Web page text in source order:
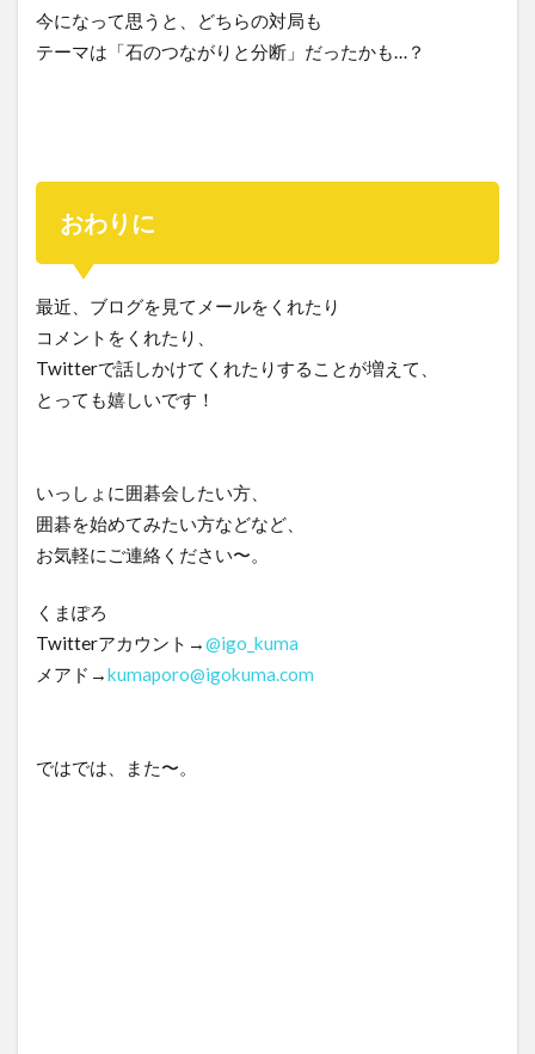
今になって思うと、どちらの対局も
テーマは「石のつながりと分断」だったかも…？
おわりに
最近、ブログを見てメールをくれたり
コメントをくれたり、
Twitterで話しかけてくれたりすることが増えて、
とっても嬉しいです！
いっしょに囲碁会したい方、
囲碁を始めてみたい方などなど、
お気軽にご連絡ください〜。
くまぽろ
Twitterアカウント→@igo_kuma
メアド→kumaporo@igokuma.com
ではでは、また〜。